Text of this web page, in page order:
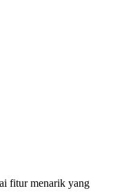
fitur menarik yang